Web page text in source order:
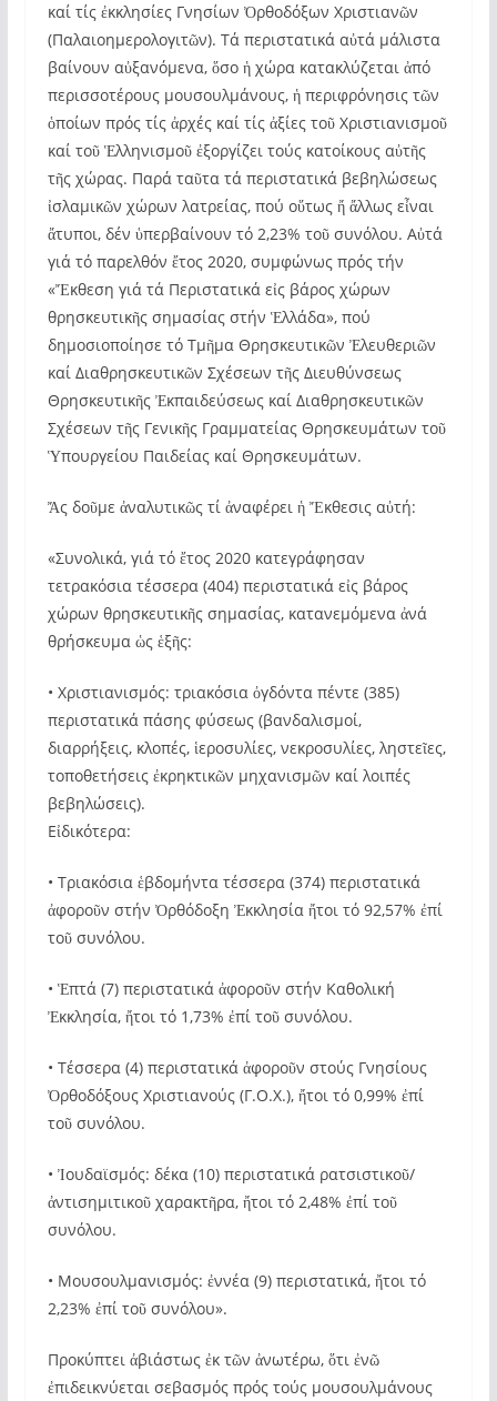
καί τίς ἐκκλησίες Γνησίων Ὀρθοδόξων Χριστιανῶν
(Παλαιοημερολογιτῶν). Τά περιστατικά αὐτά μάλιστα
βαίνουν αὐξανόμενα, ὅσο ἡ χώρα κατακλύζεται ἀπό
περισσοτέρους μουσουλμάνους, ἡ περιφρόνησις τῶν
ὁποίων πρός τίς ἀρχές καί τίς ἀξίες τοῦ Χριστιανισμοῦ
καί τοῦ Ἑλληνισμοῦ ἐξοργίζει τούς κατοίκους αὐτῆς
τῆς χώρας. Παρά ταῦτα τά περιστατικά βεβηλώσεως
ἰσλαμικῶν χώρων λατρείας, πού οὕτως ἤ ἄλλως εἶναι
ἄτυποι, δέν ὑπερβαίνουν τό 2,23% τοῦ συνόλου. Αὐτά
γιά τό παρελθόν ἔτος 2020, συμφώνως πρός τήν
«Ἔκθεση γιά τά Περιστατικά εἰς βάρος χώρων
θρησκευτικῆς σημασίας στήν Ἑλλάδα», πού
δημοσιοποίησε τό Τμῆμα Θρησκευτικῶν Ἐλευθεριῶν
καί Διαθρησκευτικῶν Σχέσεων τῆς Διευθύνσεως
Θρησκευτικῆς Ἐκπαιδεύσεως καί Διαθρησκευτικῶν
Σχέσεων τῆς Γενικῆς Γραμματείας Θρησκευμάτων τοῦ
Ὑπουργείου Παιδείας καί Θρησκευμάτων.
Ἄς δοῦμε ἀναλυτικῶς τί ἀναφέρει ἡ Ἔκθεσις αὐτή:
«Συνολικά, γιά τό ἔτος 2020 κατεγράφησαν
τετρακόσια τέσσερα (404) περιστατικά εἰς βάρος
χώρων θρησκευτικῆς σημασίας, κατανεμόμενα ἀνά
θρήσκευμα ὡς ἑξῆς:
• Χριστιανισμός: τριακόσια ὀγδόντα πέντε (385)
περιστατικά πάσης φύσεως (βανδαλισμοί,
διαρρήξεις, κλοπές, ἱεροσυλίες, νεκροσυλίες, ληστεῖες,
τοποθετήσεις ἐκρηκτικῶν μηχανισμῶν καί λοιπές
βεβηλώσεις).
Εἰδικότερα:
• Τριακόσια ἑβδομήντα τέσσερα (374) περιστατικά
ἀφοροῦν στήν Ὀρθόδοξη Ἐκκλησία ἤτοι τό 92,57% ἐπί
τοῦ συνόλου.
• Ἑπτά (7) περιστατικά ἀφοροῦν στήν Καθολική
Ἐκκλησία, ἤτοι τό 1,73% ἐπί τοῦ συνόλου.
• Τέσσερα (4) περιστατικά ἀφοροῦν στούς Γνησίους
Ὀρθοδόξους Χριστιανούς (Γ.Ο.Χ.), ἤτοι τό 0,99% ἐπί
τοῦ συνόλου.
• Ἰουδαϊσμός: δέκα (10) περιστατικά ρατσιστικοῦ/
ἀντισημιτικοῦ χαρακτῆρα, ἤτοι τό 2,48% ἐπί τοῦ
συνόλου.
• Μουσουλμανισμός: ἐννέα (9) περιστατικά, ἤτοι τό
2,23% ἐπί τοῦ συνόλου».
Προκύπτει ἀβιάστως ἐκ τῶν ἀνωτέρω, ὅτι ἐνῶ
ἐπιδεικνύεται σεβασμός πρός τούς μουσουλμάνους